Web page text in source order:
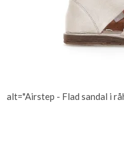
alt="Airstep - Flad sandal i